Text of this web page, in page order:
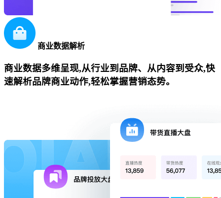
商业数据解析
商业数据多维呈现,从行业到品牌、从内容到受众,快
速解析品牌商业动作,轻松掌握营销态势。